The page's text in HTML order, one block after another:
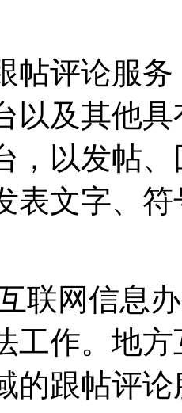
帖评论服
以及其他
，以发帖
表文字、
联网信息
工作。地
的跟帖评